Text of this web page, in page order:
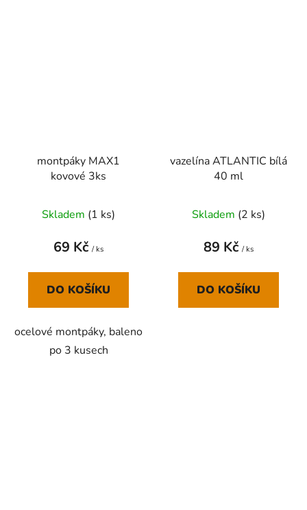
montpáky MAX1
kovové 3ks
Skladem (1 ks)
69 Kč / ks
DO KOŠÍKU
ocelové montpáky, baleno
po 3 kusech
vazelína ATLANTIC bílá
40 ml
Skladem (2 ks)
89 Kč / ks
DO KOŠÍKU